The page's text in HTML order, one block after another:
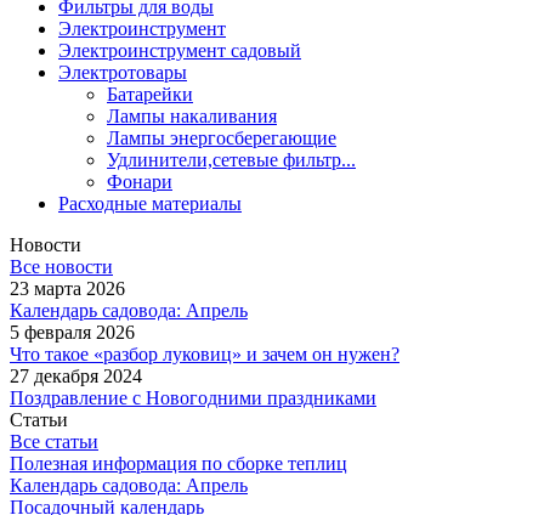
Фильтры для воды
Электроинструмент
Электроинструмент садовый
Электротовары
Батарейки
Лампы накаливания
Лампы энергосберегающие
Удлинители,сетевые фильтр...
Фонари
Расходные материалы
Новости
Все новости
23 марта 2026
Календарь садовода: Апрель
5 февраля 2026
Что такое «разбор луковиц» и зачем он нужен?
27 декабря 2024
Поздравление с Новогодними праздниками
Статьи
Все статьи
Полезная информация по сборке теплиц
Календарь садовода: Апрель
Посадочный календарь